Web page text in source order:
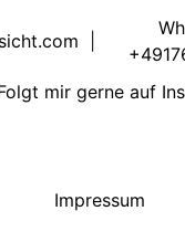
mir gerne auf
Impressum